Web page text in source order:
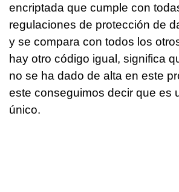
encriptada que cumple con
regulaciones de protección de
y se compara con todos los
hay otro código igual, significa
no se ha dado de alta en este
este conseguimos decir que es
único.